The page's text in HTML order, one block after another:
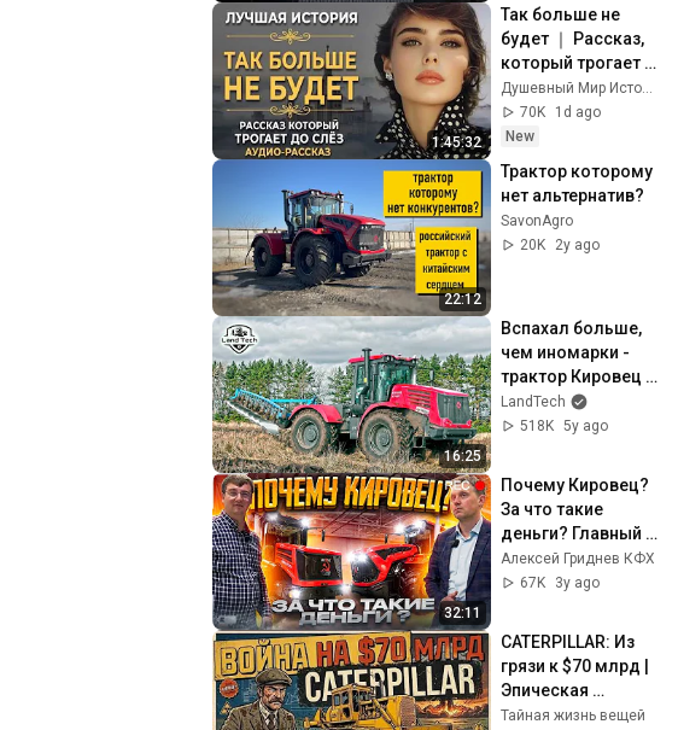
1:45:32
Так больше не
будет ｜ Рассказ,
который трогает
до глубины души.
Очень сильная
история ｜
Аудиорассказ
Душевный Мир Историй
70K
1d ago
New
22:12
Трактор которому
нет альтернатив?
SavonAgro
20K
2y ago
16:25
Вспахал больше,
чем иномарки -
трактор Кировец
К-742 с плугом
FINIST ПЛН-8-35!
LandTech
518K 5y ago
32:11
Почему Кировец?
За что такие
деньги? Главный
конструктор
Кировского
Алексей Гриднев КФХ
67K
3y ago
CATERPILLAR: Из
грязи к $70 млрд |
Эпическая
история
Тайная жизнь вещей